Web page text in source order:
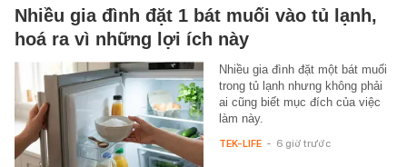
Nhiều gia đình đặt 1 bát muối vào tủ lạnh,
hoá ra vì những lợi ích này
Nhiều gia đình đặt một bát muối
trong tủ lạnh nhưng không phải
ai cũng biết mục đích của việc
làm này.
TEK-LIFE - 6 giờ trước